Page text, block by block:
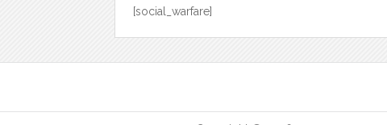
[social_warfare]